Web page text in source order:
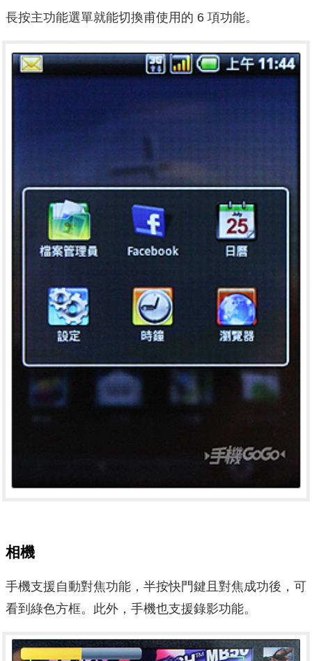
長按主功能選單就能切換甫使用的 6 項功能。
相機
手機支援自動對焦功能，半按快門鍵且對焦成功後，可
看到綠色方框。此外，手機也支援錄影功能。